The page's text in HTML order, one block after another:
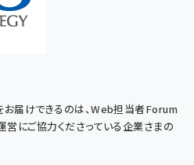
届けできるのは、Web担当者Forum
営にご協力くださっている企業さまの